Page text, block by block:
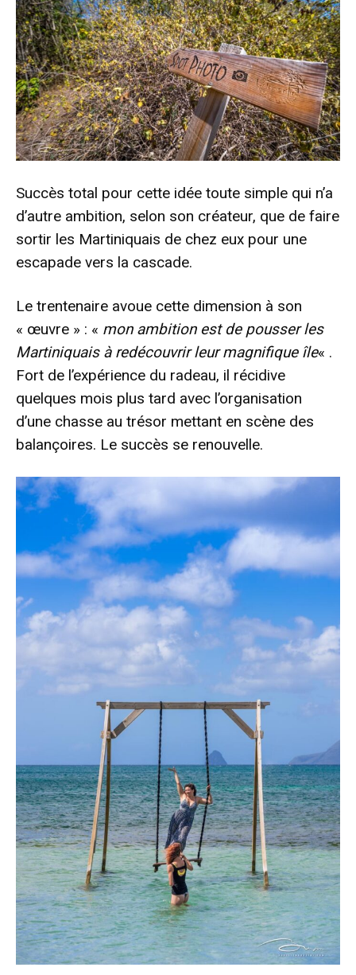
Succès total pour cette idée toute simple qui n’a
d’autre ambition, selon son créateur, que de faire
sortir les Martiniquais de chez eux pour une
escapade vers la cascade.
Le trentenaire avoue cette dimension à son
« œuvre » : « mon ambition est de pousser les
Martiniquais à redécouvrir leur magnifique île« .
Fort de l’expérience du radeau, il récidive
quelques mois plus tard avec l’organisation
d’une chasse au trésor mettant en scène des
balançoires. Le succès se renouvelle.